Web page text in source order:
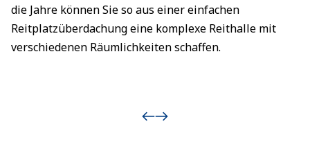
die Jahre können Sie so aus einer einfachen
Reitplatzüberdachung eine komplexe Reithalle mit
verschiedenen Räumlichkeiten schaffen.